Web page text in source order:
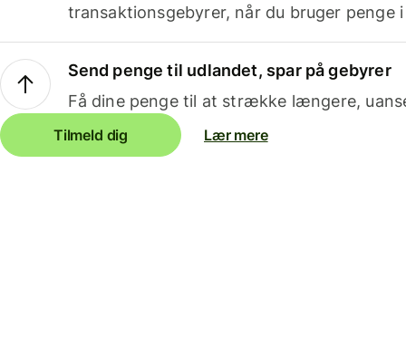
transaktionsgebyrer, når du bruger penge
Send penge til udlandet, spar på gebyrer
Få dine penge til at strække længere,
Tilmeld dig Lær mere